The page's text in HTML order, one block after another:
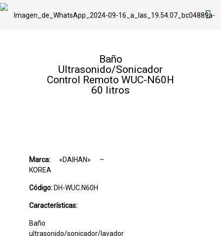
Baño
Ultrasonido/Sonicador
Control Remoto WUC-N60H
60 litros
Marca:«DAIHAN» –
KOREA
Código:DH-WUC.N60H
Características:
Baño
ultrasonido/sonicador/lavador